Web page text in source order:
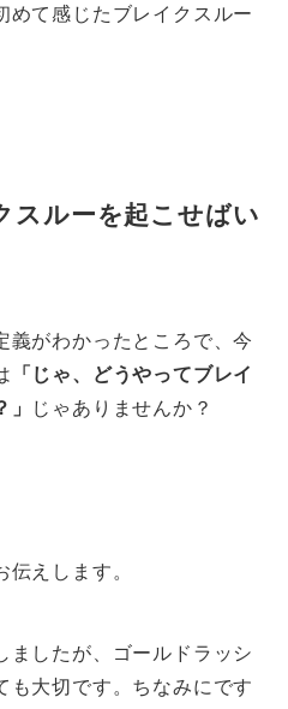
めて感じたブレイクスルー
スルーを起こせばい
義がわかったところで、今
「じゃ、どうやってブレイ
じゃありませんか？
えします。
ましたが、ゴールドラッシ
も大切です。ちなみにです